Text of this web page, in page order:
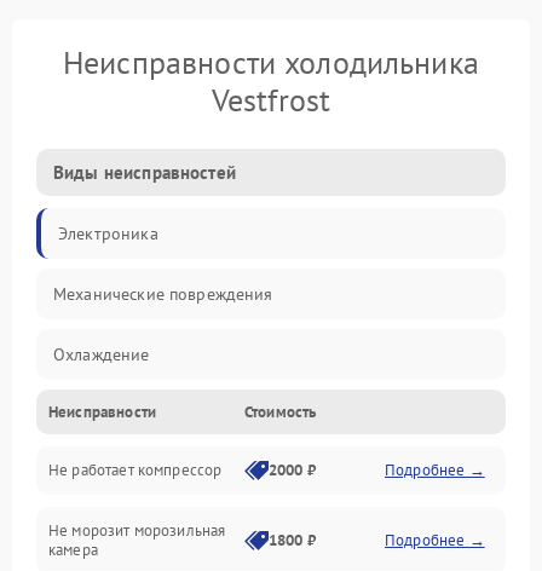
Неисправности холодильника
Vestfrost
Виды неисправностей
Электроника
Механические повреждения
Охлаждение
Механика
Электропитание
Дренаж
Неисправности Стоимость
Не работает компрессор 2000 ₽ Подробнее →
Не морозит морозильная
камера
1800 ₽ Подробнее →